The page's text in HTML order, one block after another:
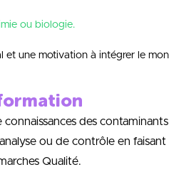
ou biologie.
et une motivation à intégrer le
connaissances des
ou de contrôle en
Qualité.